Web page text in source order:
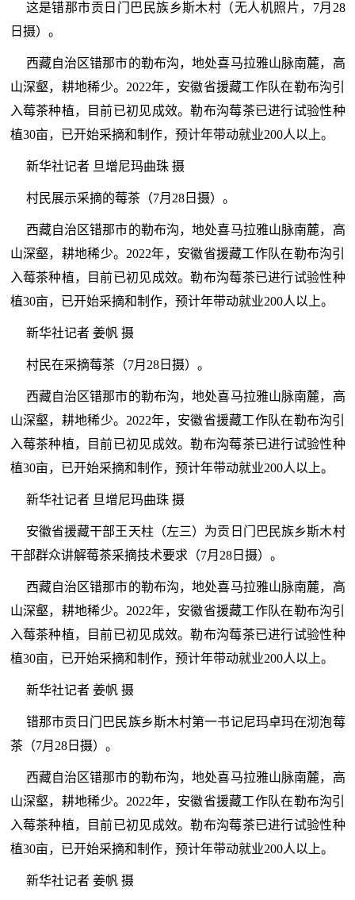
这是错那市贡日门巴民族乡斯木村（无人机照片，7月28
日摄）。
西藏自治区错那市的勒布沟，地处喜马拉雅山脉南麓，高
山深壑，耕地稀少。2022年，安徽省援藏工作队在勒布沟引
入莓茶种植，目前已初见成效。勒布沟莓茶已进行试验性种
植30亩，已开始采摘和制作，预计年带动就业200人以上。
新华社记者 旦增尼玛曲珠 摄
村民展示采摘的莓茶（7月28日摄）。
西藏自治区错那市的勒布沟，地处喜马拉雅山脉南麓，高
山深壑，耕地稀少。2022年，安徽省援藏工作队在勒布沟引
入莓茶种植，目前已初见成效。勒布沟莓茶已进行试验性种
植30亩，已开始采摘和制作，预计年带动就业200人以上。
新华社记者 姜帆 摄
村民在采摘莓茶（7月28日摄）。
西藏自治区错那市的勒布沟，地处喜马拉雅山脉南麓，高
山深壑，耕地稀少。2022年，安徽省援藏工作队在勒布沟引
入莓茶种植，目前已初见成效。勒布沟莓茶已进行试验性种
植30亩，已开始采摘和制作，预计年带动就业200人以上。
新华社记者 旦增尼玛曲珠 摄
安徽省援藏干部王天柱（左三）为贡日门巴民族乡斯木村
干部群众讲解莓茶采摘技术要求（7月28日摄）。
西藏自治区错那市的勒布沟，地处喜马拉雅山脉南麓，高
山深壑，耕地稀少。2022年，安徽省援藏工作队在勒布沟引
入莓茶种植，目前已初见成效。勒布沟莓茶已进行试验性种
植30亩，已开始采摘和制作，预计年带动就业200人以上。
新华社记者 姜帆 摄
错那市贡日门巴民族乡斯木村第一书记尼玛卓玛在沏泡莓
茶（7月28日摄）。
西藏自治区错那市的勒布沟，地处喜马拉雅山脉南麓，高
山深壑，耕地稀少。2022年，安徽省援藏工作队在勒布沟引
入莓茶种植，目前已初见成效。勒布沟莓茶已进行试验性种
植30亩，已开始采摘和制作，预计年带动就业200人以上。
新华社记者 姜帆 摄